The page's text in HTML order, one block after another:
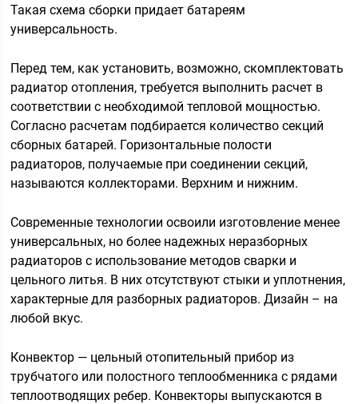
Такая схема сборки придает батареям
универсальность.
Перед тем, как установить, возможно, скомплектовать
радиатор отопления, требуется выполнить расчет в
соответствии с необходимой тепловой мощностью.
Согласно расчетам подбирается количество секций
сборных батарей. Горизонтальные полости
радиаторов, получаемые при соединении секций,
называются коллекторами. Верхним и нижним.
Современные технологии освоили изготовление менее
универсальных, но более надежных неразборных
радиаторов с использование методов сварки и
цельного литья. В них отсутствуют стыки и уплотнения,
характерные для разборных радиаторов. Дизайн – на
любой вкус.
Конвектор — цельный отопительный прибор из
трубчатого или полостного теплообменника с рядами
теплоотводящих ребер. Конвекторы выпускаются в